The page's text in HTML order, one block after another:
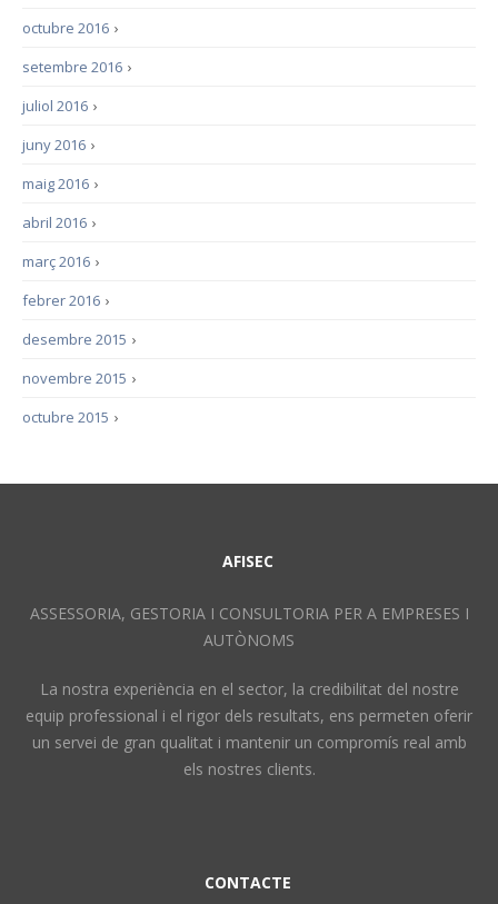
›
octubre 2016
›
setembre 2016
›
juliol 2016
›
juny 2016
›
maig 2016
›
abril 2016
›
març 2016
›
febrer 2016
›
desembre 2015
›
novembre 2015
›
octubre 2015
AFISEC
ASSESSORIA, GESTORIA I CONSULTORIA PER A EMPRESES I
AUTÒNOMS
La nostra experiència en el sector, la credibilitat del nostre
equip professional i el rigor dels resultats, ens permeten oferir
un servei de gran qualitat i mantenir un compromís real amb
els nostres clients.
CONTACTE